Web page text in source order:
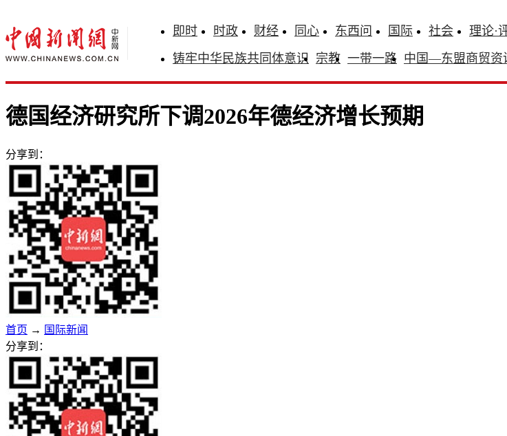
即时 时政 财经 同心 东西问 国际 社会 理论·
铸牢中华民族共同体意识 宗教 一带一路 中国—东盟商贸资
德国经济研究所下调2026年德经济增长预期
分享到：
首页 → 国际新闻
分享到：